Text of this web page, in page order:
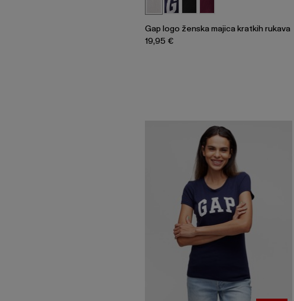
Gap logo ženska majica kratkih rukava
19,95 €